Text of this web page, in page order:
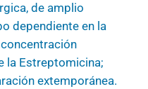
de amplio
dependiente en la
la Estreptomicina;
extemporánea.